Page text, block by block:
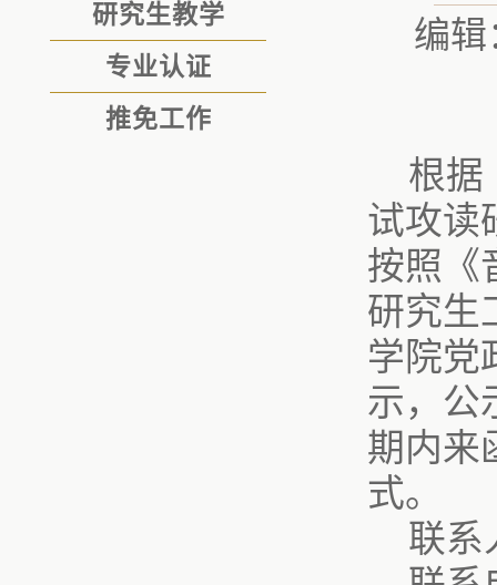
研究生教学
专业认证
推免工作
编辑
根据
试攻读
按照《
研究生
学院党
示，公
期内来
式。
联系